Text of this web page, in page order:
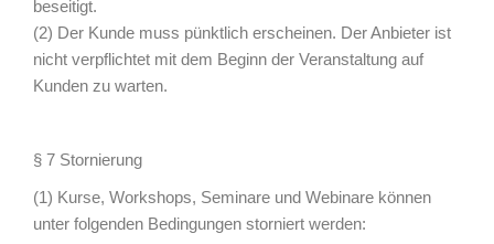
beseitigt.
(2) Der Kunde muss pünktlich erscheinen. Der Anbieter ist
nicht verpflichtet mit dem Beginn der Veranstaltung auf
Kunden zu warten.
§ 7 Stornierung
(1) Kurse, Workshops, Seminare und Webinare können
unter folgenden Bedingungen storniert werden: